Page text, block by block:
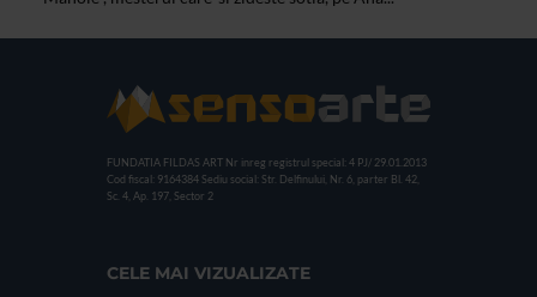
FUNDATIA FILDAS ART Nr inreg registrul special: 4 PJ/ 29.01.2013
Cod fiscal: 9164384 Sediu social: Str. Delfinului, Nr. 6, parter Bl. 42,
Sc. 4, Ap. 197, Sector 2
CELE MAI VIZUALIZATE